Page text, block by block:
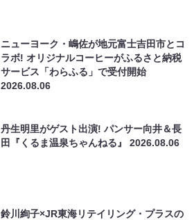
ニューヨーク・嶋佐が地元富士吉田市とコ
ラボ! オリジナルコーヒーがふるさと納税
サービス「わらふる」で受付開始
2026.08.06
丹生明里がゲスト出演! パンサー向井＆長
田『くるま温泉ちゃんねる』2026.08.06
鈴川絢子×JR東海リテイリング・プラスの